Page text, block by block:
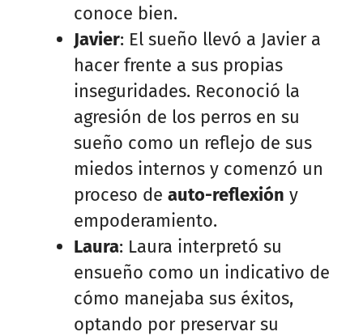
conoce bien.
Javier: El sueño llevó a Javier a
hacer frente a sus propias
inseguridades. Reconoció la
agresión de los perros en su
sueño como un reflejo de sus
miedos internos y comenzó un
proceso de auto-reflexión y
empoderamiento.
Laura: Laura interpretó su
ensueño como un indicativo de
cómo manejaba sus éxitos,
optando por preservar su